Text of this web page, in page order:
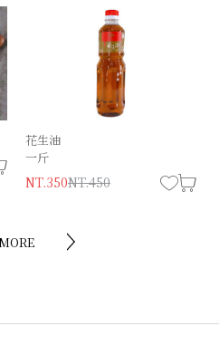
花生油
一斤
NT.350NT.450
精饌狀元餅
古早味系列
NT.180NT.220